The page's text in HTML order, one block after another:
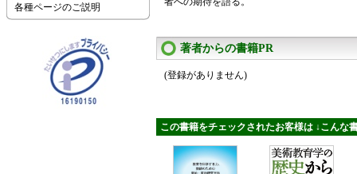
各種ページのご説明
著者からの書籍PR
(登録がありません)
この書籍をチェックされたお客様は ↓こんな